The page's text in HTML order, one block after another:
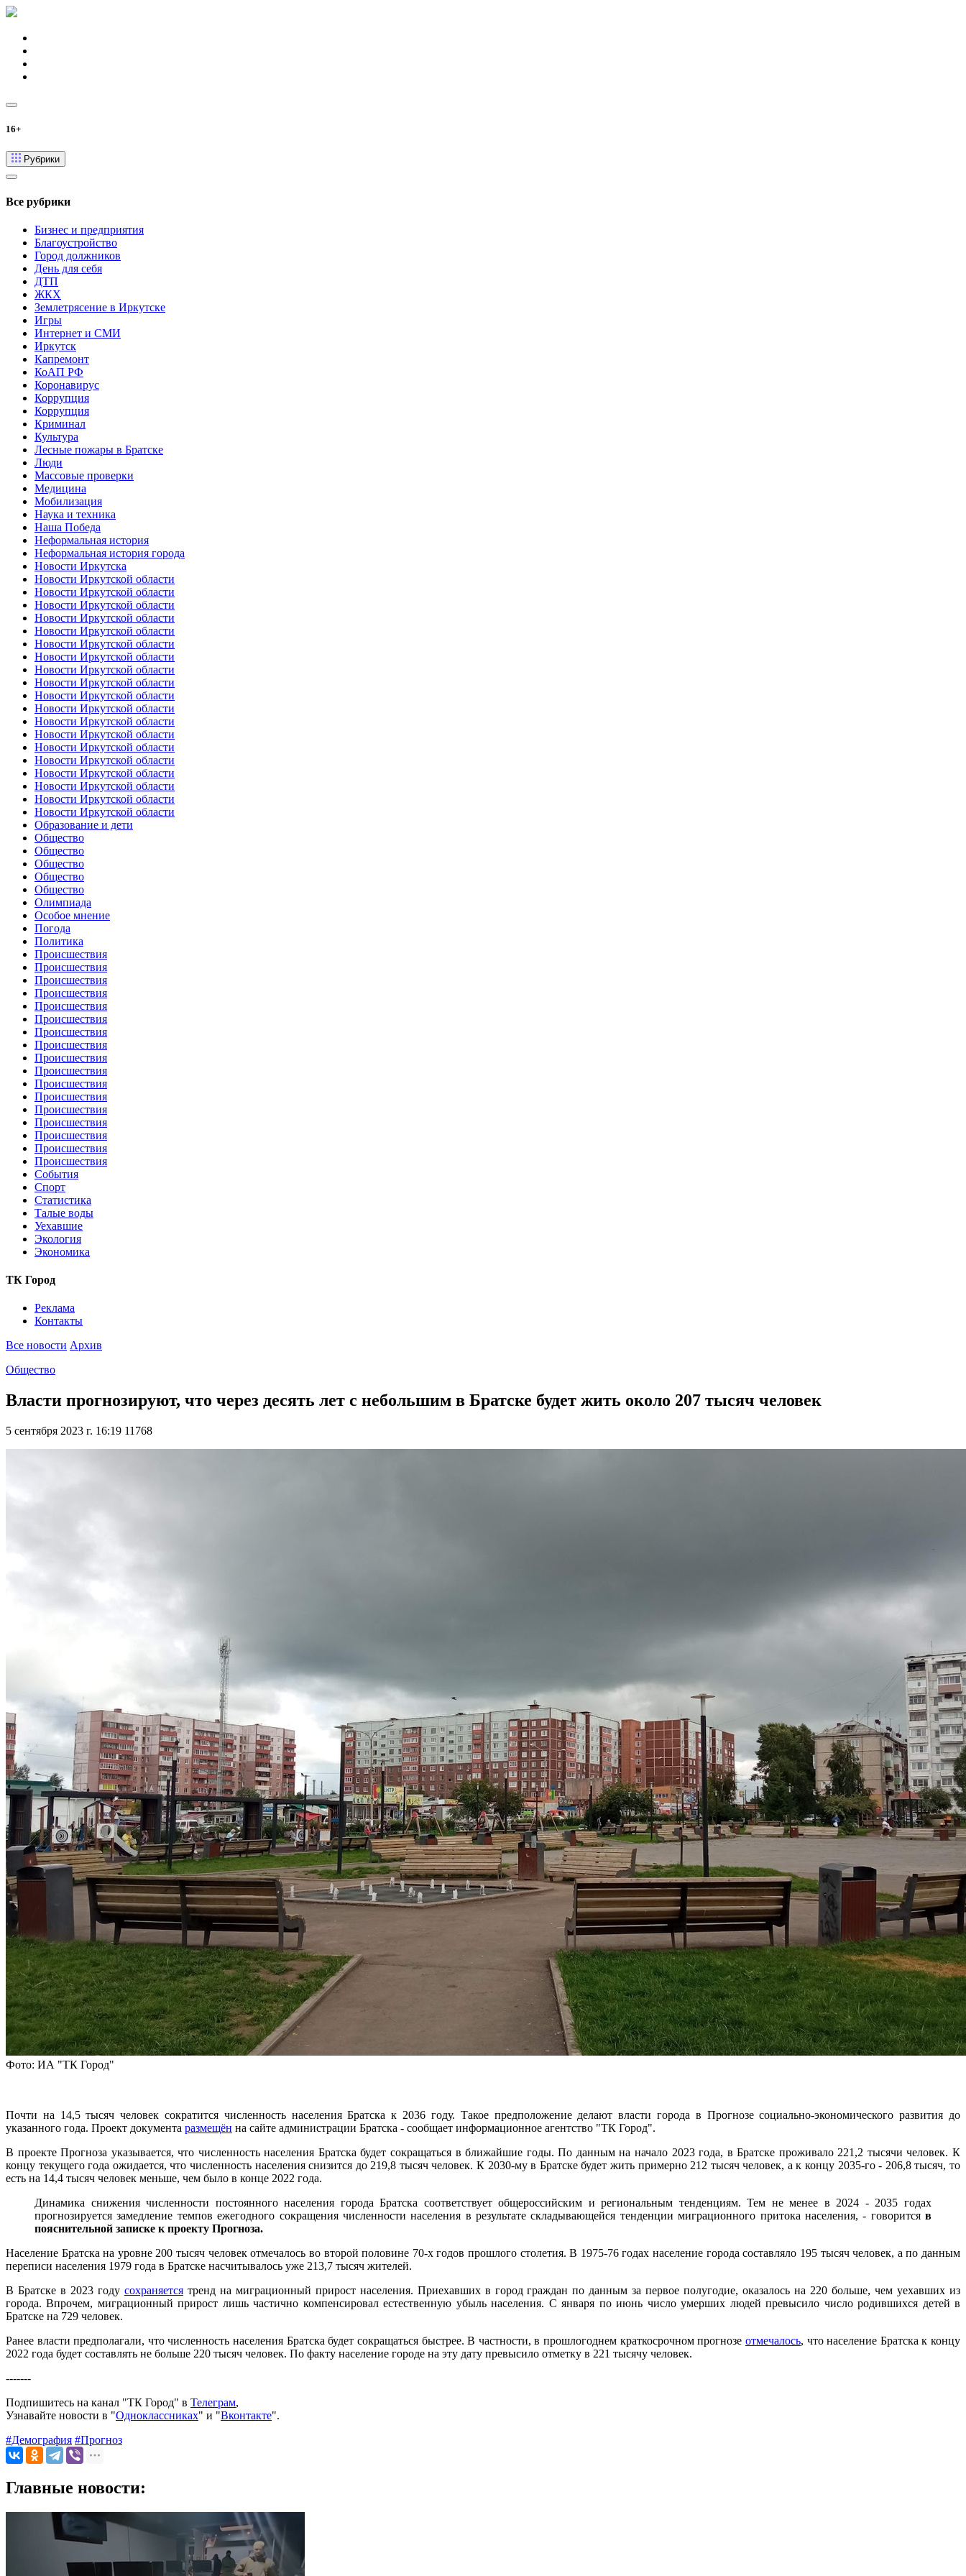
16+
Рубрики
Все рубрики
Бизнес и предприятия
Благоустройство
Город должников
День для себя
ДТП
ЖКХ
Землетрясение в Иркутске
Игры
Интернет и СМИ
Иркутск
Капремонт
КоАП РФ
Коронавирус
Коррупция
Коррупция
Криминал
Культура
Лесные пожары в Братске
Люди
Массовые проверки
Медицина
Мобилизация
Наука и техника
Наша Победа
Неформальная история
Неформальная история города
Новости Иркутска
Новости Иркутской области
Новости Иркутской области
Новости Иркутской области
Новости Иркутской области
Новости Иркутской области
Новости Иркутской области
Новости Иркутской области
Новости Иркутской области
Новости Иркутской области
Новости Иркутской области
Новости Иркутской области
Новости Иркутской области
Новости Иркутской области
Новости Иркутской области
Новости Иркутской области
Новости Иркутской области
Новости Иркутской области
Новости Иркутской области
Новости Иркутской области
Образование и дети
Общество
Общество
Общество
Общество
Общество
Олимпиада
Особое мнение
Погода
Политика
Происшествия
Происшествия
Происшествия
Происшествия
Происшествия
Происшествия
Происшествия
Происшествия
Происшествия
Происшествия
Происшествия
Происшествия
Происшествия
Происшествия
Происшествия
Происшествия
Происшествия
События
Спорт
Статистика
Талые воды
Уехавшие
Экология
Экономика
ТК Город
Реклама
Контакты
Все новости Архив
Общество
Власти прогнозируют, что через десять лет с небольшим в Братске будет жить около 207 тысяч человек
5 сентября 2023 г. 16:19 11768
Фото: ИА "ТК Город"
Почти на 14,5 тысяч человек сократится численность населения Братска к 2036 году. Такое предположение делают власти города в Прогнозе социально-экономического развития до
указанного года. Проект документа размещён на сайте администрации Братска - сообщает информационное агентство "ТК Город".
В проекте Прогноза указывается, что численность населения Братска будет сокращаться в ближайшие годы. По данным на начало 2023 года, в Братске проживало 221,2 тысячи человек. К
концу текущего года ожидается, что численность населения снизится до 219,8 тысяч человек. К 2030-му в Братске будет жить примерно 212 тысяч человек, а к концу 2035-го - 206,8 тысяч, то
есть на 14,4 тысяч человек меньше, чем было в конце 2022 года.
Динамика снижения численности постоянного населения города Братска соответствует общероссийским и региональным тенденциям. Тем не менее в 2024 - 2035 годах
прогнозируется замедление темпов ежегодного сокращения численности населения в результате складывающейся тенденции миграционного притока населения, - говорится в
пояснительной записке к проекту Прогноза.
Население Братска на уровне 200 тысяч человек отмечалось во второй половине 70-х годов прошлого столетия. В 1975-76 годах население города составляло 195 тысяч человек, а по данным
переписи населения 1979 года в Братске насчитывалось уже 213,7 тысяч жителей.
В Братске в 2023 году сохраняетсятренд на миграционный прирост населения. Приехавших в город граждан по данным за первое полугодие, оказалось на 220 больше, чем уехавших из
города. Впрочем, миграционный прирост лишь частично компенсировал естественную убыль населения. С января по июнь число умерших людей превысило число родившихся детей в
Братске на 729 человек.
Ранее власти предполагали, что численность населения Братска будет сокращаться быстрее. В частности, в прошлогоднем краткосрочном прогнозе отмечалось, что население Братска к концу
2022 года будет составлять не больше 220 тысяч человек. По факту население городе на эту дату превысило отметку в 221 тысячу человек.
-------
Подпишитесь на канал "ТК Город" в Телеграм,
Узнавайте новости в "Одноклассниках" и "Вконтакте".
#Демография #Прогноз
Главные новости: